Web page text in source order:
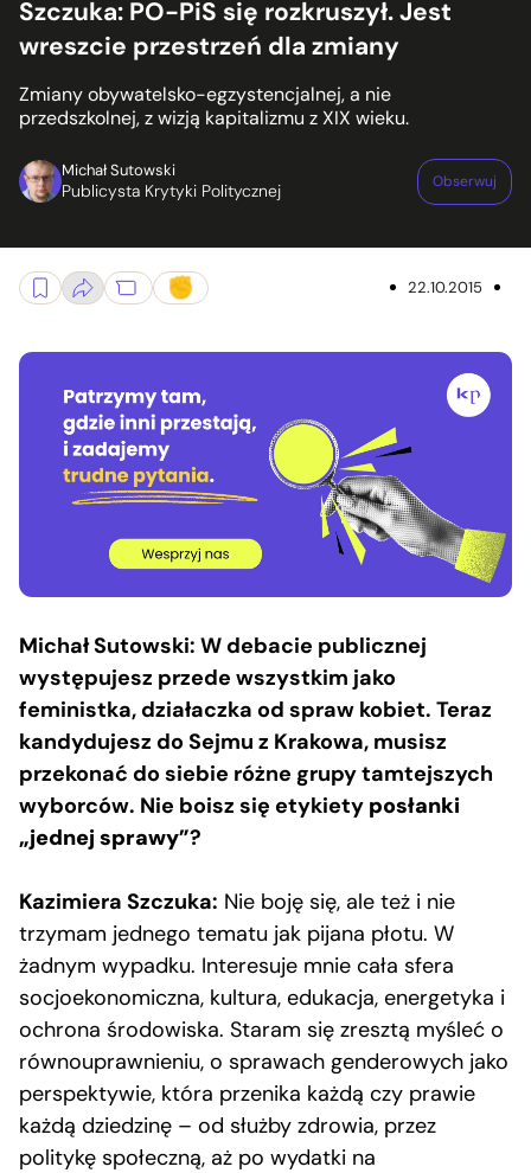
Szczuka: PO-PiS się rozkruszył. Jest
wreszcie przestrzeń dla zmiany
Zmiany obywatelsko-egzystencjalnej, a nie
przedszkolnej, z wizją kapitalizmu z XIX wieku.
Michał Sutowski
Publicysta Krytyki Politycznej Obserwuj
22.10.2015
Michał Sutowski: W debacie publicznej
występujesz przede wszystkim jako
feministka, działaczka od spraw kobiet. Teraz
kandydujesz do Sejmu z Krakowa, musisz
przekonać do siebie różne grupy tamtejszych
wyborców. Nie boisz się etykiety posłanki
„jednej sprawy”?
Kazimiera Szczuka: Nie boję się, ale też i nie
trzymam jednego tematu jak pijana płotu. W
żadnym wypadku. Interesuje mnie cała sfera
socjoekonomiczna, kultura, edukacja, energetyka i
ochrona środowiska. Staram się zresztą myśleć o
równouprawnieniu, o sprawach genderowych jako
perspektywie, która przenika każdą czy prawie
każdą dziedzinę – od służby zdrowia, przez
politykę społeczną, aż po wydatki na